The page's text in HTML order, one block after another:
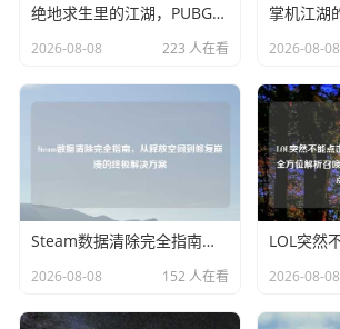
绝地求生里的江湖，PUBG主播粉丝群体的生态画像与情感羁绊
2026-08-08 223 人在看 2026-08-08
Steam数据清除完全指南，从释放空间到修复崩溃的终极解决方案
2026-08-08 152 人在看 2026-08-08